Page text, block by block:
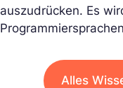
auszudrücken. Es
Alles